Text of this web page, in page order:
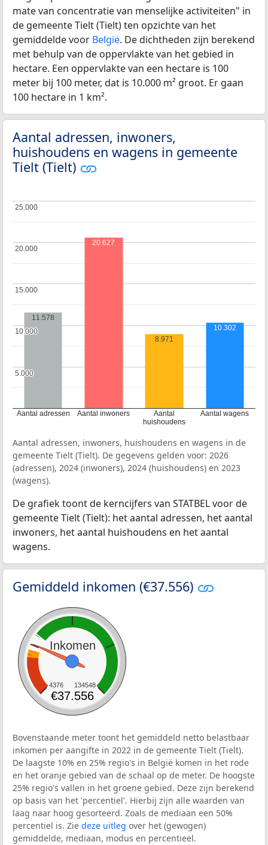
mate van concentratie van menselijke activiteiten" in
de gemeente Tielt (Tielt) ten opzichte van het
gemiddelde voor België. De dichtheden zijn berekend
met behulp van de oppervlakte van het gebied in
hectare. Een oppervlakte van een hectare is 100
meter bij 100 meter, dat is 10.000 m² groot. Er gaan
100 hectare in 1 km².
Aantal adressen, inwoners,
huishoudens en wagens in gemeente
Tielt (Tielt)
Aantal adressen Aantal inwoners
Aantal
huishoudens
Aantal wagens
5.000
5.000
10.000
10.000
15.000
15.000
20.000
20.000
25.000
25.000
11.578
20.627
8.971
10.302
Aantal adressen, inwoners, huishoudens en wagens in de
gemeente Tielt (Tielt). De gegevens gelden voor: 2026
(adressen), 2024 (inwoners), 2024 (huishoudens) en 2023
(wagens).
De grafiek toont de kerncijfers van STATBEL voor de
gemeente Tielt (Tielt): het aantal adressen, het aantal
inwoners, het aantal huishoudens en het aantal
wagens.
Gemiddeld inkomen (€37.556)
Inkomen
4376 134548
€37.556
Bovenstaande meter toont het gemiddeld netto belastbaar
inkomen per aangifte in 2022 in de gemeente Tielt (Tielt).
De laagste 10% en 25% regio's in België komen in het rode
en het oranje gebied van de schaal op de meter. De hoogste
25% regio's vallen in het groene gebied. Deze zijn berekend
op basis van het 'percentiel'. Hierbij zijn alle waarden van
laag naar hoog gesorteerd. Zoals de mediaan een 50%
percentiel is. Zie deze uitleg over het (gewogen)
gemiddelde, mediaan, modus en percentieel.